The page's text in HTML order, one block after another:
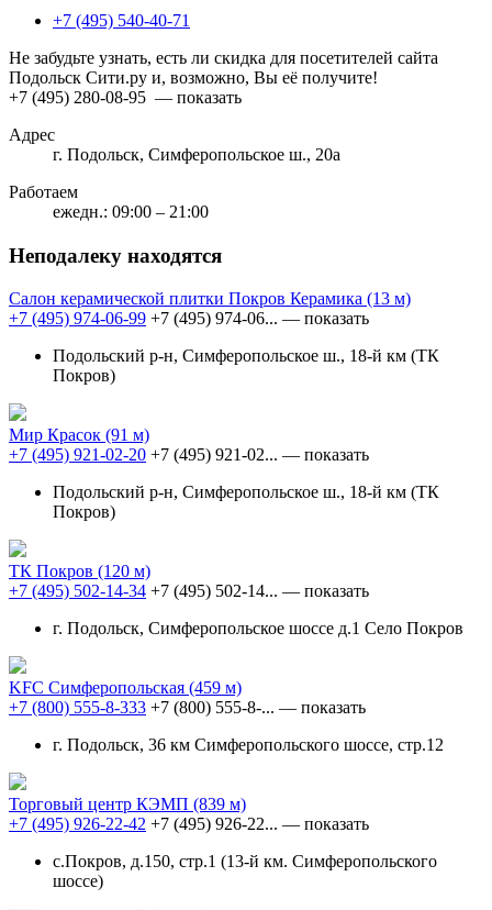
+7 (495) 540-40-71
Не забудьте узнать, есть ли скидка для посетителей сайта
Подольск Сити.ру и, возможно, Вы её получите!
+7 (495) 280-08-95 — показать
Адрес
г. Подольск, Симферопольское ш., 20а
Работаем
ежедн.: 09:00 – 21:00
Неподалеку находятся
Салон керамической плитки Покров Керамика (13 м)
+7 (495) 974-06-99 +7 (495) 974-06... — показать
Подольский р-н, Симферопольское ш., 18-й км (ТК
Покров)
Мир Красок (91 м)
+7 (495) 921-02-20 +7 (495) 921-02... — показать
Подольский р-н, Симферопольское ш., 18-й км (ТК
Покров)
ТК Покров (120 м)
+7 (495) 502-14-34 +7 (495) 502-14... — показать
г. Подольск, Симферопольское шоссе д.1 Село Покров
KFC Симферопольская (459 м)
+7 (800) 555-8-333 +7 (800) 555-8-... — показать
г. Подольск, 36 км Симферопольского шоссе, стр.12
Торговый центр КЭМП (839 м)
+7 (495) 926-22-42 +7 (495) 926-22... — показать
с.Покров, д.150, стр.1 (13-й км. Симферопольского
шоссе)